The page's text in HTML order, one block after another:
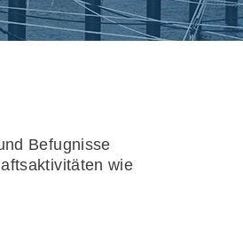
Befugnisse
wie